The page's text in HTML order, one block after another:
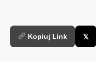
Kopiuj Link 𝕏